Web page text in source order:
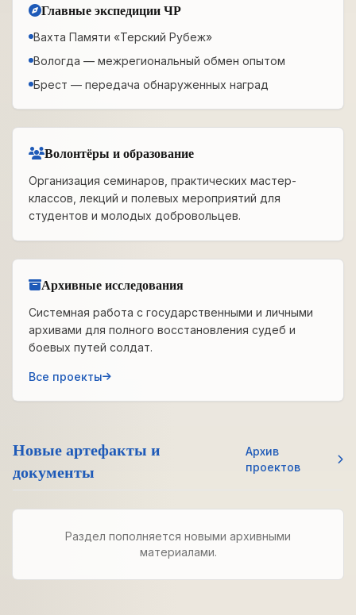
Главные экспедиции ЧР
Вахта Памяти «Терский Рубеж»
Вологда — межрегиональный обмен опытом
Брест — передача обнаруженных наград
Волонтёры и образование
Организация семинаров, практических мастер-
классов, лекций и полевых мероприятий для
студентов и молодых добровольцев.
Архивные исследования
Системная работа с государственными и личными
архивами для полного восстановления судеб и
боевых путей солдат.
Все проекты
Новые артефакты и
документы
Архив
проектов
Раздел пополняется новыми архивными
материалами.